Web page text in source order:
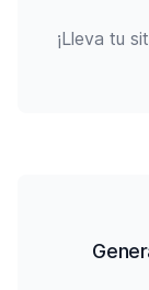
¡Lleva tu